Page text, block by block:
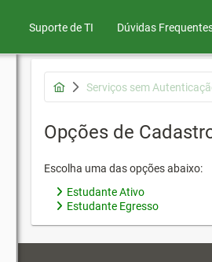
Suporte de TI Dúvidas
Serviços sem
Opções de
Escolha uma das opções abaixo:
Estudante Ativo
Estudante Egresso